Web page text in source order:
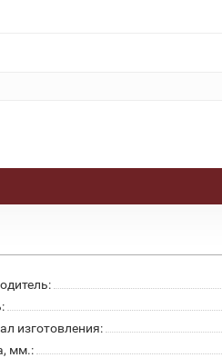
изготовления:
мм.: